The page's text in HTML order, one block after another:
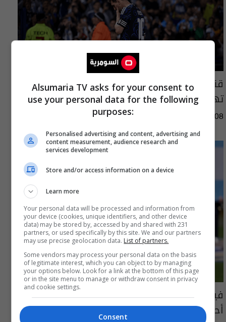
قنابل وبنادق ورسائل قتل.. كيف نجا ميسي من
تهديدات مونديال 2026؟
04:35 | 2026-08-08
فيفا يفتح تحقيقا مع لاعبي الأرجنتين بسبب
أحداث مونديال 2026
Alsumaria TV asks for your consent to
use your personal data for the following
purposes:
Personalised advertising and content, advertising and
content measurement, audience research and
services development
Store and/or access information on a device
Learn more
Your personal data will be processed and information from
your device (cookies, unique identifiers, and other device
data) may be stored by, accessed by and shared with 231
partners, or used specifically by this site. We and our partners
may use precise geolocation data. List of partners.
Some vendors may process your personal data on the basis
of legitimate interest, which you can object to by managing
your options below. Look for a link at the bottom of this page
or in the site menu to manage or withdraw consent in privacy
and cookie settings.
Consent